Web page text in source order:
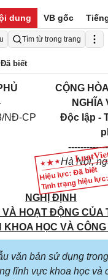
dung VB gốc
Tìm từ trong trang
Đã biết
Hiệu lực: Đã biết
Tình trạng hiệu
NĐ-CP
CỘNG
NGHĨA
Độc lập -
Hà Nội,
NGHỊ ĐỊNH
VÀ HOẠT ĐỘNG CỦA
KHOA HỌC VÀ CÔNG
văn bản sử dụng
lĩnh vực khoa học và